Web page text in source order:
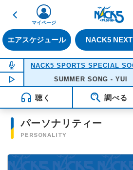
戻る
エアスケジュール NACK5 NEXT
マイページ
NOW ON AIR
NOW PLAYING 18:05
SUMMER SONG - YUI
聴く 調べる
パーソナリティー
PERSONALITY